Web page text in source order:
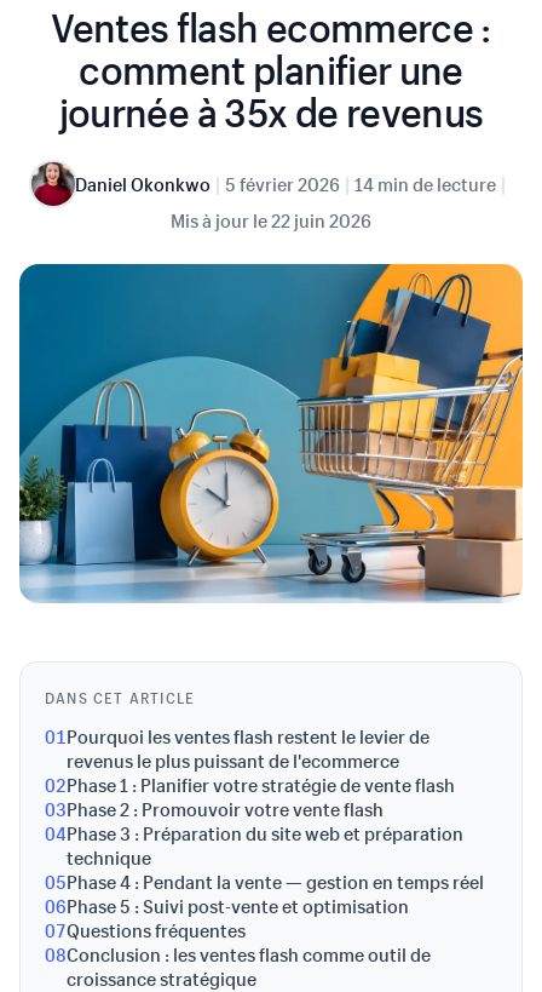
Ventes flash ecommerce :
comment planifier une
journée à 35x de revenus
Daniel Okonkwo | 5 février 2026 | 14 min de lecture |
Mis à jour le22 juin 2026
DANS CET ARTICLE
01Pourquoi les ventes flash restent le levier de
revenus le plus puissant de l'ecommerce
02Phase 1 : Planifier votre stratégie de vente flash
03Phase 2 : Promouvoir votre vente flash
04Phase 3 : Préparation du site web et préparation
technique
05Phase 4 : Pendant la vente — gestion en temps réel
06Phase 5 : Suivi post-vente et optimisation
07Questions fréquentes
08Conclusion : les ventes flash comme outil de
croissance stratégique